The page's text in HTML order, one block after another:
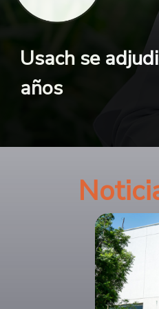
Usach se
años
Investigadores
Nanociencia
electrónica